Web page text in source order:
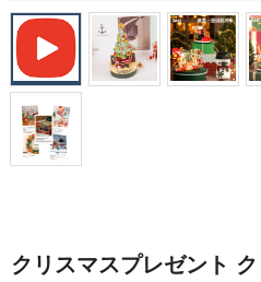
クリスマスプレゼント